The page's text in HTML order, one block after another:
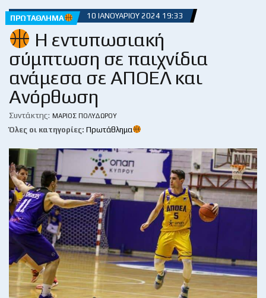
ΠΡΩΤΆΘΛΗΜΑ 10 ΙΑΝΟΥΑΡΊΟΥ 2024 19:33
Η εντυπωσιακή
σύμπτωση σε παιχνίδια
ανάμεσα σε ΑΠΟΕΛ και
Ανόρθωση
Συντάκτης: ΜΆΡΙΟΣ ΠΟΛΥΔΏΡΟΥ
Όλες οι κατηγορίες: Πρωτάθλημα